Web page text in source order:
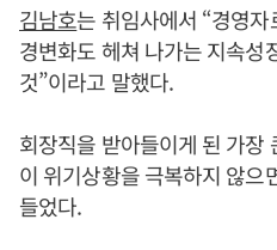
김남호는 취임사에서 “경영
경변화도 헤쳐 나가는 지속성
것”이라고 말했다.
회장직을 받아들이게 된 가장
이 위기상황을 극복하지 않으
들었다.